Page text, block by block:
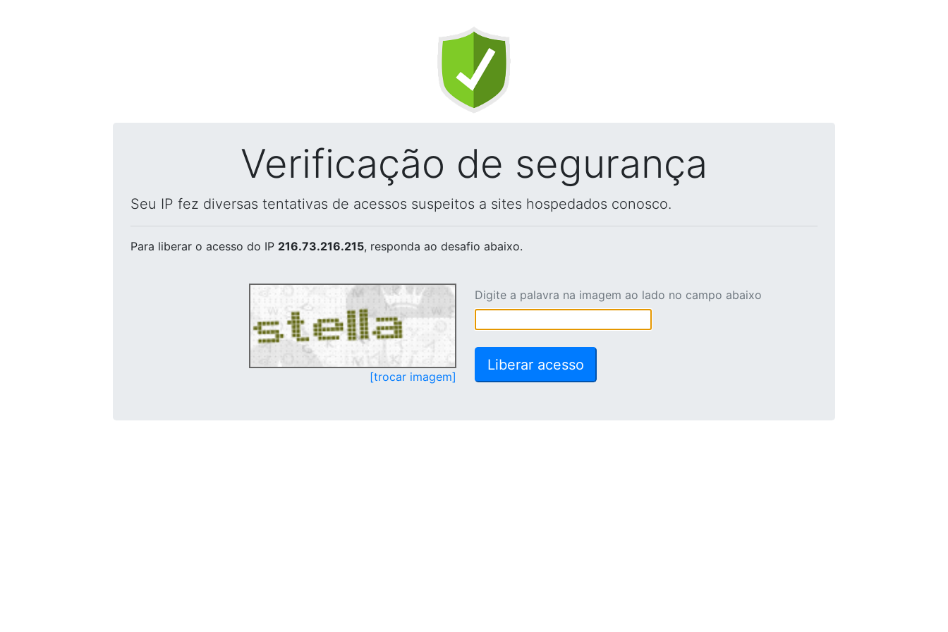
Verificação de segurança
Seu IP fez diversas tentativas de acessos suspeitos a sites hospedados conosco.
Para liberar o acesso do IP 216.73.216.215, responda ao desafio abaixo.
[trocar imagem]
Digite a palavra na imagem ao lado no campo abaixo